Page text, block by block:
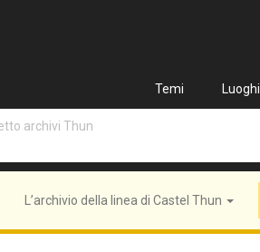
Temi Luoghi
archivi Thun
L’archivio della linea di Castel Thun